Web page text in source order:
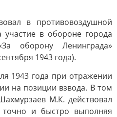
в противовоздушной
участие в обороне города
оборону Ленинграда»
1943 года).
1943 года при отражении
на позиции взвода. В том
М.К. действовал
и быстро выполняя